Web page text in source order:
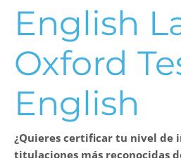
English
Oxford
English
¿Quieres certificar tu nivel de
titulaciones más reconocidas